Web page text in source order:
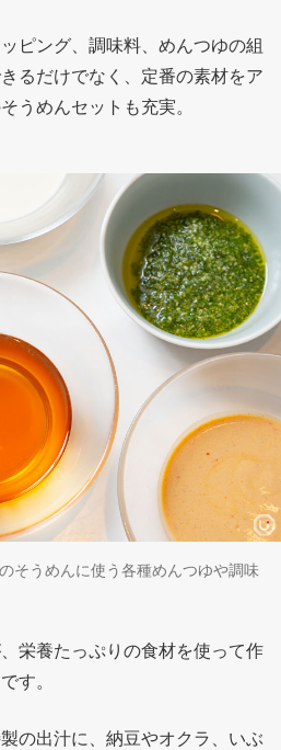
ピング、調味料、めんつゆの組
るだけでなく、定番の素材をア
うめんセットも充実。
のそうめんに使う各種めんつゆや調味
栄養たっぷりの食材を使って作
す。
の出汁に、納豆やオクラ、いぶ